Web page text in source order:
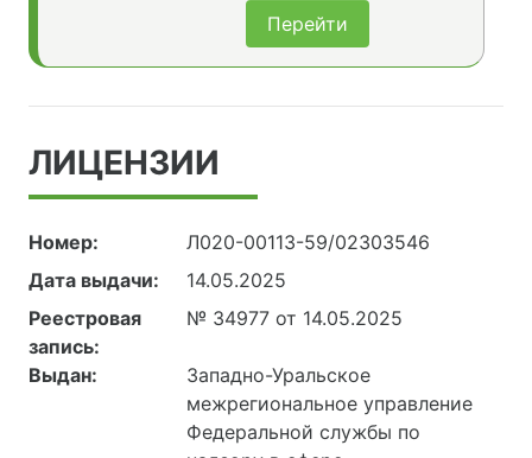
Перейти
ЛИЦЕНЗИИ
Номер:
Л020-00113-59/02303546
Дата выдачи:
14.05.2025
Реестровая
запись:
№ 34977 от 14.05.2025
Выдан:
Западно-Уральское
межрегиональное управление
Федеральной службы по